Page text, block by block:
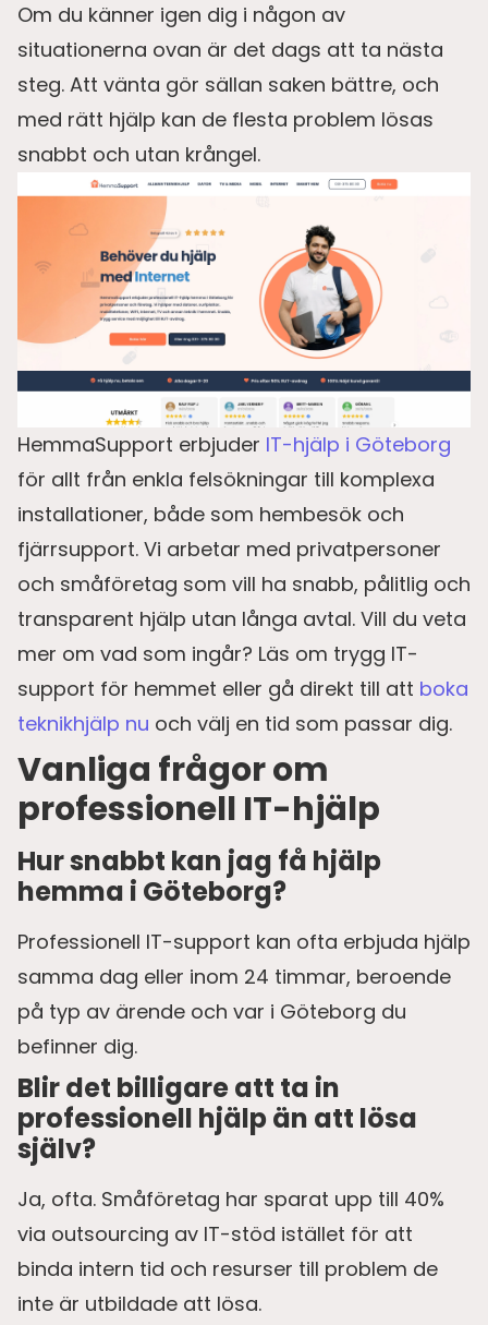
Om du känner igen dig i någon av
situationerna ovan är det dags att ta nästa
steg. Att vänta gör sällan saken bättre, och
med rätt hjälp kan de flesta problem lösas
snabbt och utan krångel.
HemmaSupport erbjuder IT-hjälp i Göteborg
för allt från enkla felsökningar till komplexa
installationer, både som hembesök och
fjärrsupport. Vi arbetar med privatpersoner
och småföretag som vill ha snabb, pålitlig och
transparent hjälp utan långa avtal. Vill du veta
mer om vad som ingår? Läs om trygg IT-
support för hemmet eller gå direkt till att boka
teknikhjälp nu och välj en tid som passar dig.
Vanliga frågor om
professionell IT-hjälp
Hur snabbt kan jag få hjälp
hemma i Göteborg?
Professionell IT-support kan ofta erbjuda hjälp
samma dag eller inom 24 timmar, beroende
på typ av ärende och var i Göteborg du
befinner dig.
Blir det billigare att ta in
professionell hjälp än att lösa
själv?
Ja, ofta. Småföretag har sparat upp till 40%
via outsourcing av IT-stöd istället för att
binda intern tid och resurser till problem de
inte är utbildade att lösa.